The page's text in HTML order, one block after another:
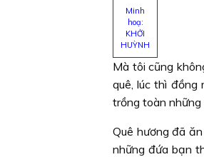
Minh
hoạ:
KHỞI
HUỲNH
Mà tôi cũng
quê, lúc thì đồng
trồng toàn những
Quê hương đã
những đứa bạn